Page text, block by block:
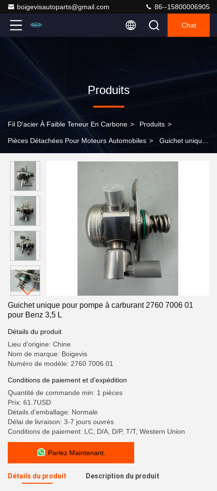
boigevisautoparts@gmail.com 86--15800006905
Chat
Produits
Fil D'acier À Faible Teneur En Carbone > Produits >
Pièces Détachées Pour Moteurs Automobiles > Guichet unique
Guichet unique pour pompe à carburant 2760 7006 01
pour Benz 3,5 L
Détails du produit
Lieu d'origine: Chine
Nom de marque: Boigevis
Numéro de modèle: 2760 7006 01
Conditions de paiement et d'expédition
Quantité de commande min: 1 pièces
Prix: 61.7USD
Détails d'emballage: Normale
Délai de livraison: 3-7 jours ouvrés
Conditions de paiement: LC, D/A, D/P, T/T, Western Union
Parlez Maintenant.
Détails du produit Description du produit